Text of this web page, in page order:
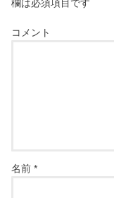
欄は必須項目です
コメント
名前*